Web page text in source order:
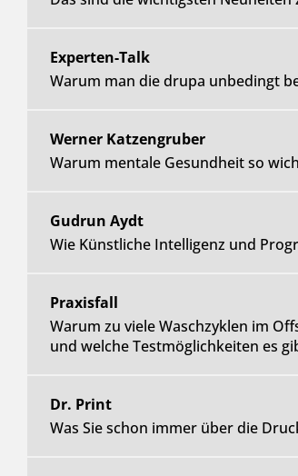
Experten-Talk
Warum man die drupa unbedingt
Werner Katzengruber
Warum mentale Gesundheit so
Gudrun Aydt
Wie Künstliche Intelligenz und
Praxisfall
Warum zu viele Waschzyklen im
und welche Testmöglichkeiten es
Dr. Print
Was Sie schon immer über die